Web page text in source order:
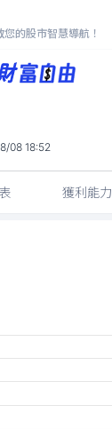
的股市智慧導航！
-
08 18:52
獲利能力